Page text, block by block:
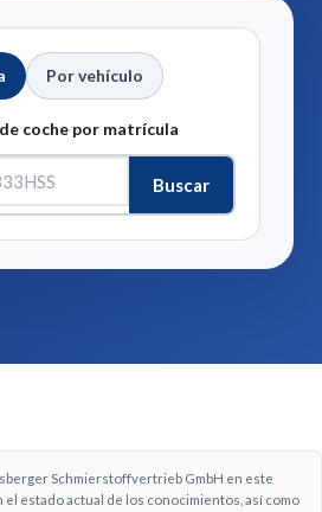
Por vehículo
coche por matrícula
Buscar
Schmierstoffvertrieb GmbH en este
el estado actual de los conocimientos, así como